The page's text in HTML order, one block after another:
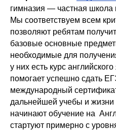
гимназия — частная школа
Мы соответствуем всем
позволяют ребятам
базовые основные
необходимые для
у них есть курс
помогает успешно сдать
международный
дальнейшей учебы и
начинают обучение на
стартуют примерно с